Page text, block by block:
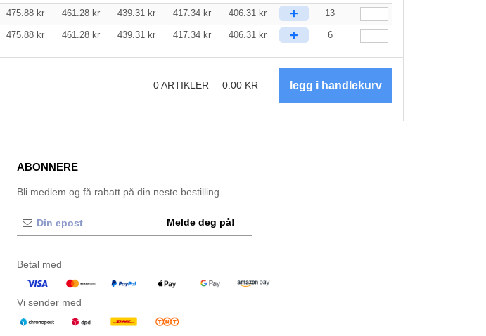
475.88 kr 461.28 kr 439.31 kr 417.34 kr 406.31 kr + 13
475.88 kr 461.28 kr 439.31 kr 417.34 kr 406.31 kr + 6
0ARTIKLER 0.00 KR
ABONNERE
Bli medlem og få rabatt på din neste bestilling.
Melde deg på!
Betal med
Vi sender med